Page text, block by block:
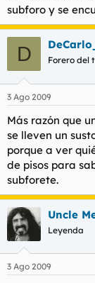
subforo y se
D DeCarlo_
Forero del
3 Ago 2009
Más razón que
se lleven un
porque a ver
de pisos para
subforete.
Uncle
Leyenda
3 Ago 2009